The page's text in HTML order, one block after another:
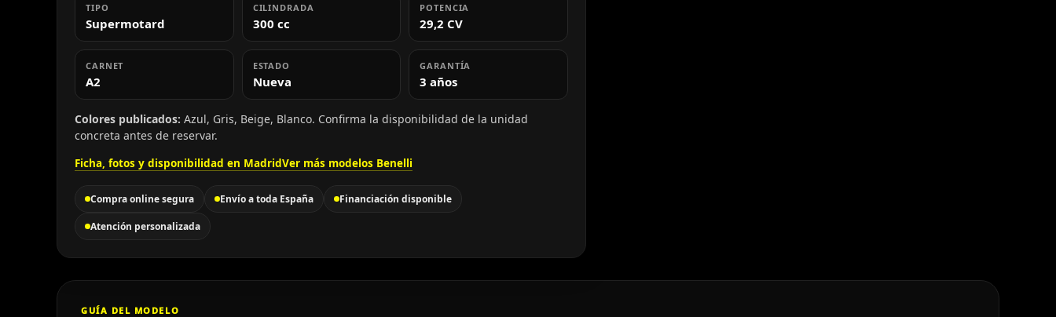
TIPO
Supermotard
CILINDRADA
300 cc
POTENCIA
29,2 CV
CARNET
A2
ESTADO
Nueva
GARANTÍA
3 años
Colores publicados: Azul, Gris, Beige, Blanco. Confirma la disponibilidad de la unidad
concreta antes de reservar.
Ficha, fotos y disponibilidad en MadridVer más modelos Benelli
Compra online segura Envío a toda España Financiación disponible
Atención personalizada
GUÍA DEL MODELO